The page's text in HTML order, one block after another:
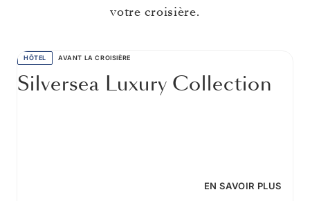
votre croisière.
HÔTEL AVANT LA CROISIÈRE
Silversea Luxury Collection
EN SAVOIR PLUS